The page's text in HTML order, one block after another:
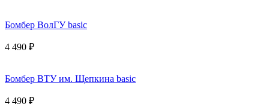
Бомбер ВолГУ basic
4 490 ₽
Бомбер ВТУ им. Щепкина basic
4 490 ₽